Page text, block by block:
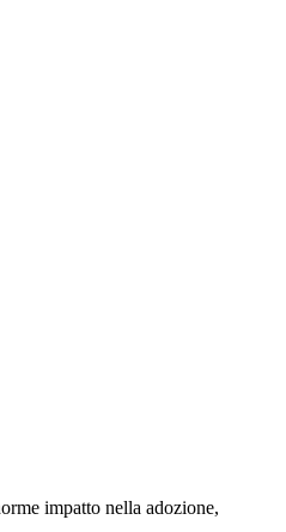
impatto nella adozione,